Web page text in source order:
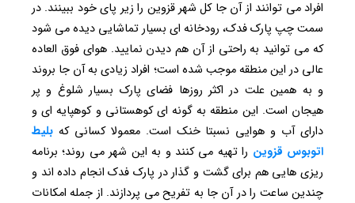
افراد می توانند از آن جا کل شهر قزوین را زیر پای خود ببینند. در
سمت چپ پارک فدک، رودخانه ای بسیار تماشایی دیده می شود
که می توانید به راحتی از آن هم دیدن نمایید. هوای فوق العاده
عالی در این منطقه موجب شده است؛ افراد زیادی به آن جا بروند
و به همین علت در اکثر روزها فضای پارک بسیار شلوغ و پر
هیجان است. این منطقه به گونه ای کوهستانی و کوهپایه ای و
دارای آب و هوایی نسبتا خنک است. معمولا کسانی که بلیط
اتوبوس قزوین را تهیه می کنند و به این شهر می روند؛ برنامه
ریزی هایی هم برای گشت و گذار در پارک فدک انجام داده اند و
چندین ساعت را در آن جا به تفریح می پردازند. از جمله امکانات